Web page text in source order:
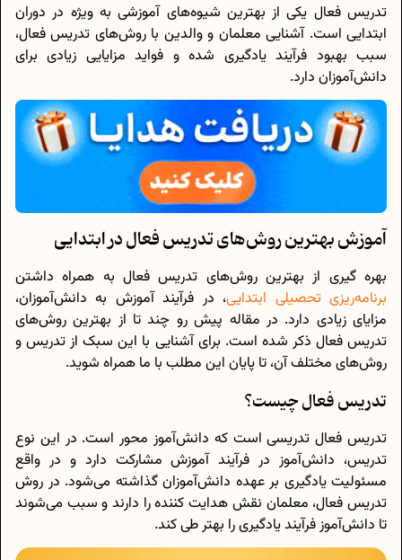
تدریس فعال یکی از بهترین شیوه‌های آموزشی به ویژه در دوران
ابتدایی است. آشنایی معلمان و والدین با روش‌های تدریس فعال،
سبب بهبود فرآیند یادگیری شده و فواید مزایایی زیادی برای
دانش‌آموزان دارد.
آموزش بهترین روش‌های تدریس فعال در ابتدایی
بهره گیری از بهترین روش‌های تدریس فعال به همراه داشتن
برنامه‌ریزی تحصیلی ابتدایی، در فرآیند آموزش به دانش‌آموزان،
مزایای زیادی دارد. در مقاله پیش رو چند تا از بهترین روش‌های
تدریس فعال ذکر شده است. برای آشنایی با این سبک از تدریس و
روش‌‌های مختلف آن، تا پایان این مطلب با ما همراه شوید.
تدریس فعال چیست؟
تدریس فعال تدریسی است که دانش‌آموز محور است. در این نوع
تدریس، دانش‌آموز در فرآیند آموزش مشارکت دارد و در واقع
مسئولیت یادگیری بر عهده دانش‌آموزان گذاشته می‌شود. در روش
تدریس فعال، معلمان نقش هدایت کننده را دارند و سبب می‌شوند
تا دانش‌آموز فرآیند یادگیری را بهتر طی کند.